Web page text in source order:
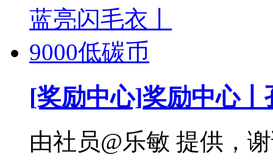
[奖励中心]奖励中心丨
由社员@乐敏 提供，